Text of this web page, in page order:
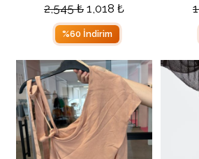
2,545₺ 1,018 ₺
%60 İndirim